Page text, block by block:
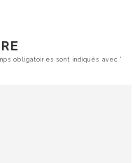
obligatoires sont indiqués avec*